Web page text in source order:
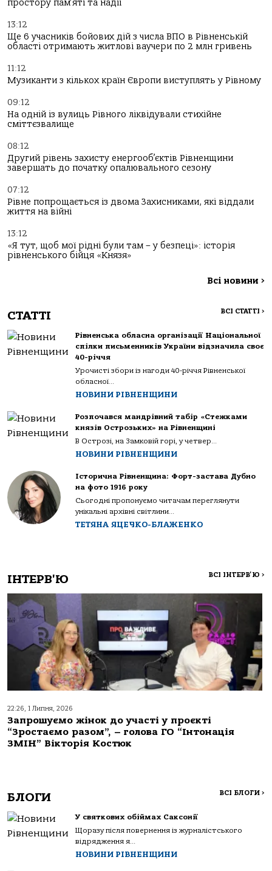
простору пам’яті та надії
13:12
Ще 6 учасників бойових дій з числа ВПО в Рівненській
області отримають житлові ваучери по 2 млн гривень
11:12
Музиканти з кількох країн Європи виступлять у Рівному
09:12
На одній із вулиць Рівного ліквідували стихійне
сміттєзвалище
08:12
Другий рівень захисту енергооб’єктів Рівненщини
завершать до початку опалювального сезону
07:12
Рівне попрощається із двома Захисниками, які віддали
життя на війні
13:12
«Я тут, щоб мої рідні були там – у безпеці»: історія
рівненського бійця «Князя»
Всі новини >
СТАТТІ ВСІ СТАТТІ >
Рівненська обласна організації Національної
спілки письменників України відзначила своє
40-річчя
Урочисті збори із нагоди 40-річчя Рівненської
обласної...
НОВИНИ РІВНЕНЩИНИ
Розпочався мандрівний табір «Стежками
князів Острозьких» на Рівненщині
В Острозі, на Замковій горі, у четвер...
НОВИНИ РІВНЕНЩИНИ
Історична Рівненщина: Форт-застава Дубно
на фото 1916 року
Сьогодні пропонуємо читачам переглянути
унікальні архівні світлини...
ТЕТЯНА ЯЦЕЧКО-БЛАЖЕНКО
ІНТЕРВ'Ю ВСІ ІНТЕРВ'Ю >
22:26, 1 Липня, 2026
Запрошуємо жінок до участі у проєкті
“Зростаємо разом”, – голова ГО “Інтонація
ЗМІН” Вікторія Костюк
БЛОГИ ВСІ БЛОГИ >
У святкових обіймах Саксонії
Щоразу після повернення із журналістського
відрядження я...
НОВИНИ РІВНЕНЩИНИ